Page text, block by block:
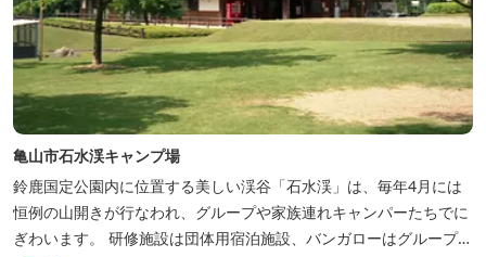
亀山市石水渓キャンプ場
鈴鹿国定公園内に位置する美しい渓谷「石水渓」は、毎年4月には
恒例の山開きが行なわれ、グループや家族連れキャンパーたちでに
ぎわいます。 研修施設は団体用宿泊施設、バンガローはグループ・